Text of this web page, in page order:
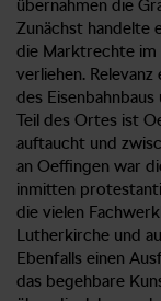
übernahmen die
Zunächst handelte
die Marktrechte
verliehen.
des
Teil des Ortes ist
auftaucht und
an Oeffingen war
inmitten
die vielen
Lutherkirche und
Ebenfalls einen
das begehbare